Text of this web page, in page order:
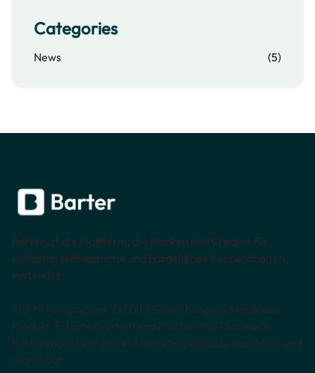
Categories
News (5)
Barter ist die Plattform, die Marken und Creator für
einfache, authentische und bargeldlose Kooperationen
verbindet.
Starte Kampagnen. Erhalte Bewerbungen. Sende dein
Produkt. Erhalte Content und Reichweite. Das war’s.
Barter macht Influencer Marketing einfach, bezahlbar und
skalierbar.